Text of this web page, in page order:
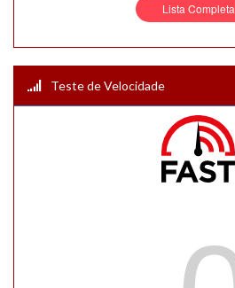
Lista Completa
Teste de Velocidade